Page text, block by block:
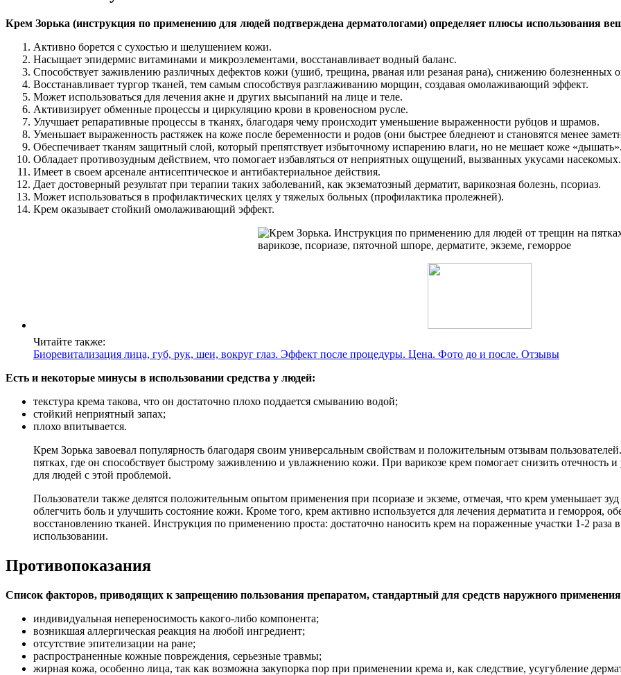
Крем Зорька (инструкция по применению для людей подтверждена дерматологами) определяет плюсы использования
Активно борется с сухостью и шелушением кожи.
Насыщает эпидермис витаминами и микроэлементами, восстанавливает водный баланс.
Способствует заживлению различных дефектов кожи (ушиб, трещина, рваная или резаная рана), снижению болезненных
Восстанавливает тургор тканей, тем самым способствуя разглаживанию морщин, создавая омолаживающий эффект.
Может использоваться для лечения акне и других высыпаний на лице и теле.
Активизирует обменные процессы и циркуляцию крови в кровеносном русле.
Улучшает репаративные процессы в тканях, благодаря чему происходит уменьшение выраженности рубцов и шрамов.
Уменьшает выраженность растяжек на коже после беременности и родов (они быстрее бледнеют и становятся менее
Обеспечивает тканям защитный слой, который препятствует избыточному испарению влаги, но не мешает коже «дышать».
Обладает противозудным действием, что помогает избавляться от неприятных ощущений, вызванных укусами насекомых.
Имеет в своем арсенале антисептическое и антибактериальное действия.
Дает достоверный результат при терапии таких заболеваний, как экзематозный дерматит, варикозная болезнь, псориаз.
Может использоваться в профилактических целях у тяжелых больных (профилактика пролежней).
Крем оказывает стойкий омолаживающий эффект.
Читайте также:
Биоревитализация лица, губ, рук, шеи, вокруг глаз. Эффект после процедуры. Цена. Фото до и после. Отзывы
Есть и некоторые минусы в использовании средства у людей:
текстура крема такова, что он достаточно плохо поддается смыванию водой;
стойкий неприятный запах;
плохо впитывается.
Крем Зорька завоевал популярность благодаря своим универсальным свойствам и положительным отзывам
пятках, где он способствует быстрому заживлению и увлажнению кожи. При варикозе крем помогает снизить отечность
для людей с этой проблемой.
Пользователи также делятся положительным опытом применения при псориазе и экземе, отмечая, что крем уменьшает
облегчить боль и улучшить состояние кожи. Кроме того, крем активно используется для лечения дерматита и геморроя,
восстановлению тканей. Инструкция по применению проста: достаточно наносить крем на пораженные участки 1-2 раза
использовании.
Противопоказания
Список факторов, приводящих к запрещению пользования препаратом, стандартный для средств наружного
индивидуальная непереносимость какого-либо компонента;
возникшая аллергическая реакция на любой ингредиент;
отсутствие эпителизации на ране;
распространенные кожные повреждения, серьезные травмы;
жирная кожа, особенно лица, так как возможна закупорка пор при применении крема и, как следствие, усугубление